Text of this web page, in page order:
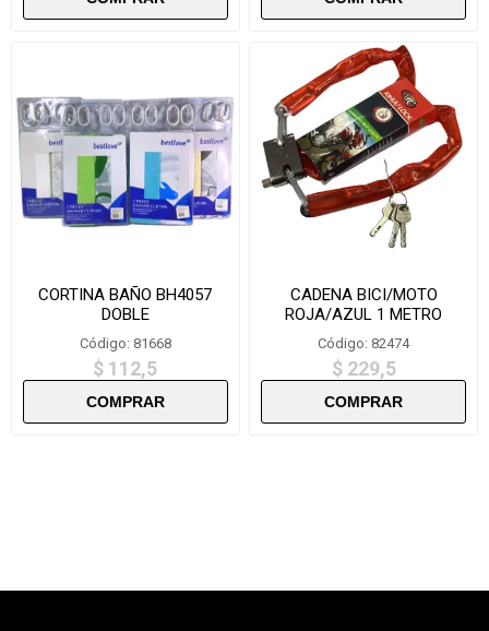
CORTINA BAÑO BH4057
DOBLE
Código: 81668
$ 112,5
CADENA BICI/MOTO
ROJA/AZUL 1 METRO
ESLABON-589
Código: 82474
$ 229,5